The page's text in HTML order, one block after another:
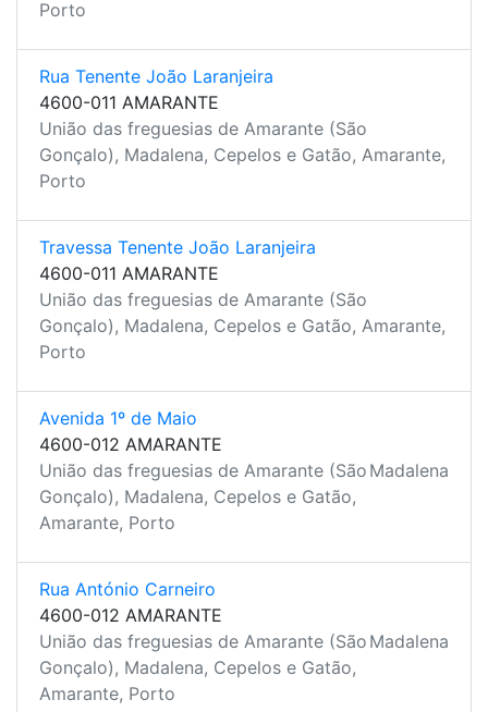
Porto
Rua Tenente João Laranjeira
4600-011 AMARANTE
União das freguesias de Amarante (São
Gonçalo), Madalena, Cepelos e Gatão, Amarante,
Porto
Travessa Tenente João Laranjeira
4600-011 AMARANTE
União das freguesias de Amarante (São
Gonçalo), Madalena, Cepelos e Gatão, Amarante,
Porto
Avenida 1º de Maio
4600-012 AMARANTE
União das freguesias de Amarante (São
Gonçalo), Madalena, Cepelos e Gatão,
Amarante, Porto
Madalena
Rua António Carneiro
4600-012 AMARANTE
União das freguesias de Amarante (São
Gonçalo), Madalena, Cepelos e Gatão,
Amarante, Porto
Madalena